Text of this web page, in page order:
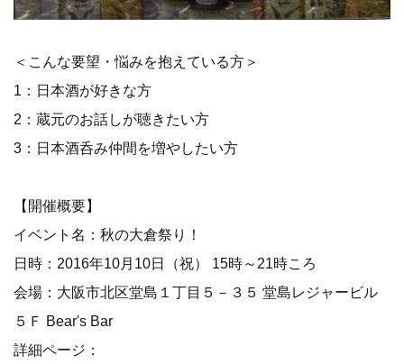
＜こんな要望・悩みを抱えている方＞
1：日本酒が好きな方
2：蔵元のお話しが聴きたい方
3：日本酒呑み仲間を増やしたい方
【開催概要】
イベント名：秋の大倉祭り！
日時：2016年10月10日（祝） 15時～21時ころ
会場：大阪市北区堂島１丁目５－３５ 堂島レジャービル
５Ｆ Bear's Bar
詳細ページ：